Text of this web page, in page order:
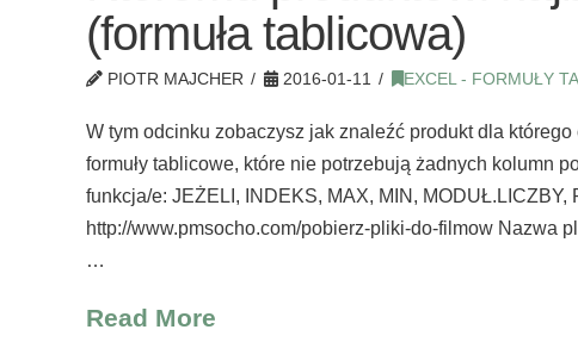
(formuła tablicowa)
PIOTR MAJCHER 2016-01-11 EXCEL - FORMUŁY
W tym odcinku zobaczysz jak znaleźć produkt dla
formuły tablicowe, które nie potrzebują żadnych kolumn
funkcja/e: JEŻELI, INDEKS, MAX, MIN,
http://www.pmsocho.com/pobierz-pliki-do-filmow Nazwa
…
Read More